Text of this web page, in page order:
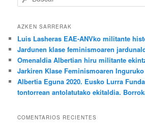
AZKEN SARRERAK
Luis Lasheras EAE-ANVko militante
Jardunen klase feminismoaren
Omenaldia Albertian hiru militante
Jarkiren Klase Feminismoaren
Albertia Eguna 2020. Eusko Lurra
tontorrean antolatutako ekitaldia.
COMENTARIOS RECIENTES